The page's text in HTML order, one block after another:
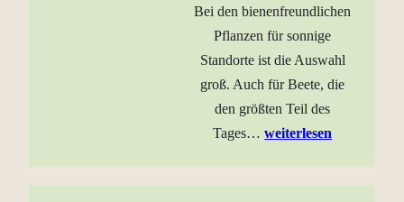
Bei den bienenfreundlichen
Pflanzen für sonnige
Standorte ist die Auswahl
groß. Auch für Beete, die
den größten Teil des
Tages…weiterlesen